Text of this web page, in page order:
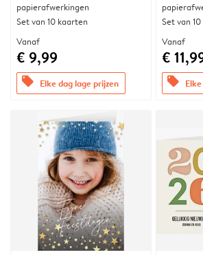
papierafwerkingen
Set van 10 kaarten
Vanaf
€ 9,99
offers Elke dag lage prijzen
Set van
Vanaf
€
offers